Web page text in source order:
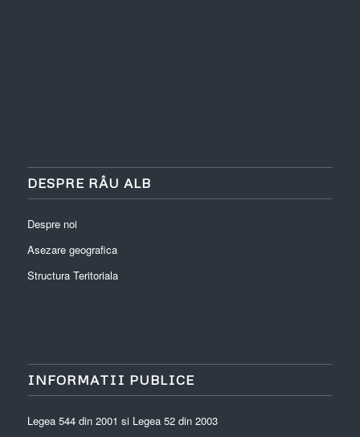
DESPRE RÂU ALB
Despre noi
Asezare geografica
Structura Teritoriala
INFORMATII PUBLICE
Legea 544 din 2001 si Legea 52 din 2003